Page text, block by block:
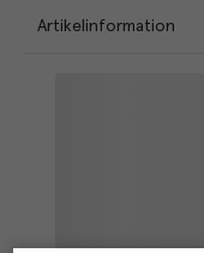
Artikelinformation